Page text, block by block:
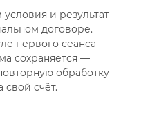
и результат
договоре.
первого сеанса
сохраняется —
обработку
свой счёт.